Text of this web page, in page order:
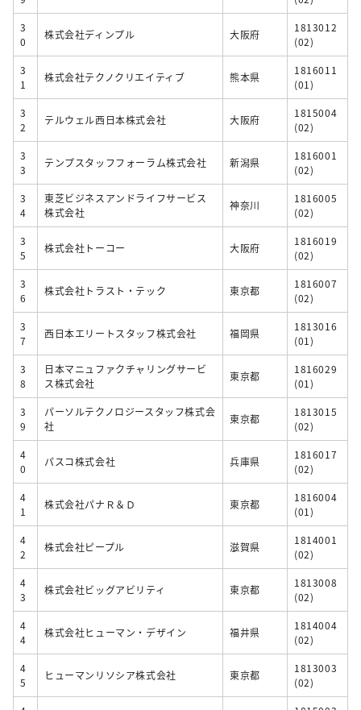
3
0
株式会社ディンプル 大阪府
1813012
(02)
3
1
株式会社テクノクリエイティブ 熊本県
1816011
(01)
3
2
テルウェル西日本株式会社 大阪府
1815004
(02)
3
3
テンプスタッフフォーラム株式会社 新潟県
1816001
(02)
3
4
東芝ビジネスアンドライフサービス
株式会社
神奈川
1816005
(02)
3
5
株式会社トーコー 大阪府
1816019
(02)
3
6
株式会社トラスト・テック 東京都
1816007
(02)
3
7
西日本エリートスタッフ株式会社 福岡県
1813016
(01)
3
8
日本マニュファクチャリングサービ
ス株式会社
東京都
1816029
(01)
3
9
パーソルテクノロジースタッフ株式会
社
東京都
1813015
(02)
4
0
パスコ株式会社 兵庫県
1816017
(02)
4
1
株式会社パナＲ＆Ｄ 東京都
1816004
(01)
4
2
株式会社ピープル 滋賀県
1814001
(02)
4
3
株式会社ビッグアビリティ 東京都
1813008
(02)
4
4
株式会社ヒューマン・デザイン 福井県
1814004
(02)
4
5
ヒューマンリソシア株式会社 東京都
1813003
(02)